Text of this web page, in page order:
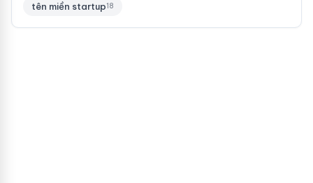
tên miền startup18